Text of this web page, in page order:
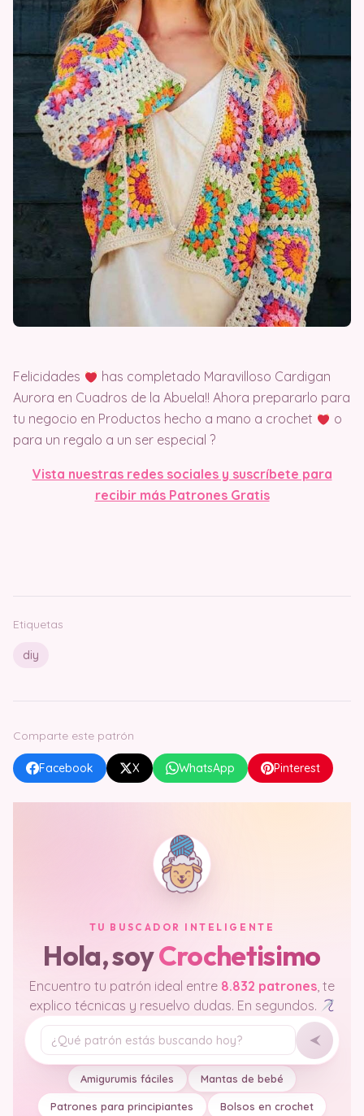
Felicidades
has completado Maravilloso Cardigan
Aurora en Cuadros de la Abuela!! Ahora prepararlo para
tu negocio en Productos hecho a mano a crochet
o
para un regalo a un ser especial ?
Vista nuestras redes sociales y suscríbete para
recibir más Patrones Gratis
Etiquetas
diy
Comparte este patrón
Facebook X WhatsApp Pinterest
TU BUSCADOR INTELIGENTE
Hola, soyCrochetisimo
Encuentro tu patrón ideal entre 8.832 patrones, te
explico técnicas y resuelvo dudas. En segundos.
Tu pregunta
Amigurumis fáciles Mantas de bebé
Patrones para principiantes Bolsos en crochet